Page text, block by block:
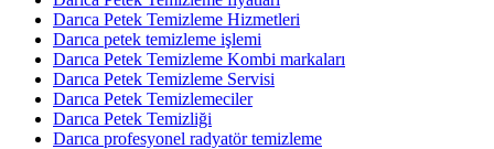
Darıca Petek Temizleme Hizmetleri
Darıca petek temizleme işlemi
Darıca Petek Temizleme Kombi markaları
Darıca Petek Temizleme Servisi
Darıca Petek Temizlemeciler
Darıca Petek Temizliği
Darıca profesyonel radyatör temizleme